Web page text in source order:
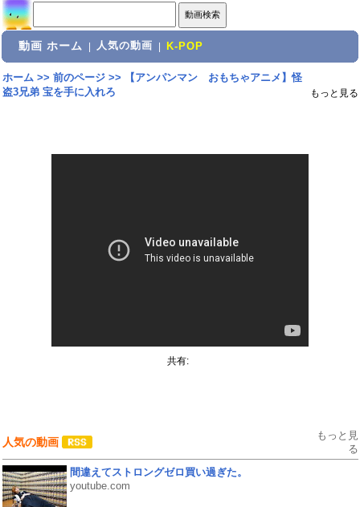
動画 ホーム 人気の動画 K-POP
ホーム>> 前のページ>>
【アンパンマン おもちゃアニメ】怪
盗3兄弟 宝を手に入れろ
もっと見る
共有:
人気の動画
もっと見
る
間違えてストロングゼロ買い過ぎた。
youtube.com